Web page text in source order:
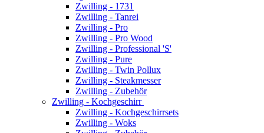
Zwilling - 1731
Zwilling - Tanrei
Zwilling - Pro
Zwilling - Pro Wood
Zwilling - Professional 'S'
Zwilling - Pure
Zwilling - Twin Pollux
Zwilling - Steakmesser
Zwilling - Zubehör
Zwilling - Kochgeschirr
Zwilling - Kochgeschirrsets
Zwilling - Woks